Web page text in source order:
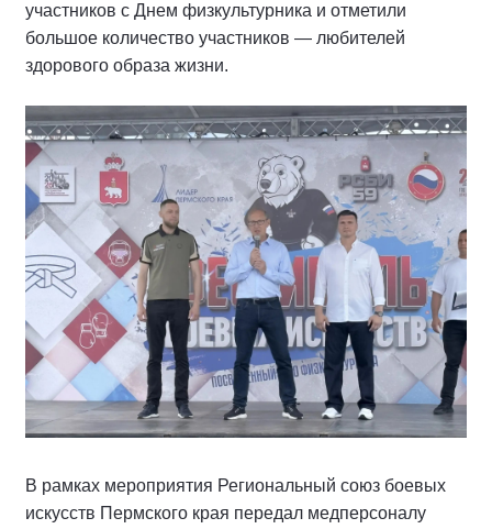
участников с Днем физкультурника и отметили
большое количество участников — любителей
здорового образа жизни.
В рамках мероприятия Региональный союз боевых
искусств Пермского края передал медперсоналу